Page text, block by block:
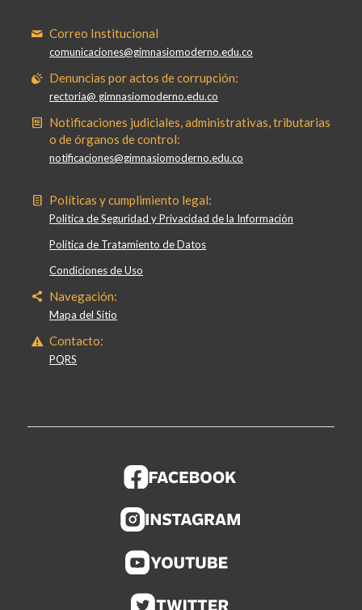
Correo Institucional
comunicaciones@gimnasiomoderno.edu.co
Denuncias por actos de corrupción:
rectoria@ gimnasiomoderno.edu.co
Notificaciones judiciales, administrativas, tributarias
o de órganos de control:
notificaciones@gimnasiomoderno.edu.co
Políticas y cumplimiento legal:
Política de Seguridad y Privacidad de la Información
Política de Tratamiento de Datos
Condiciones de Uso
Navegación:
Mapa del Sitio
Contacto:
PQRS